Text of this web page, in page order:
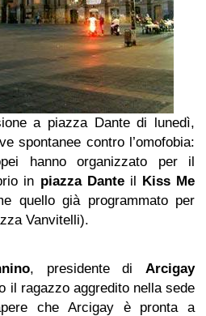
a piazza Dante di lunedì,
spontanee contro l’omofobia:
hanno organizzato per il
in piazza Danteil Kiss Me
quello già programmato per
Vanvitelli).
, presidente diArcigay
il ragazzo aggredito nella sede
che Arcigay è pronta a